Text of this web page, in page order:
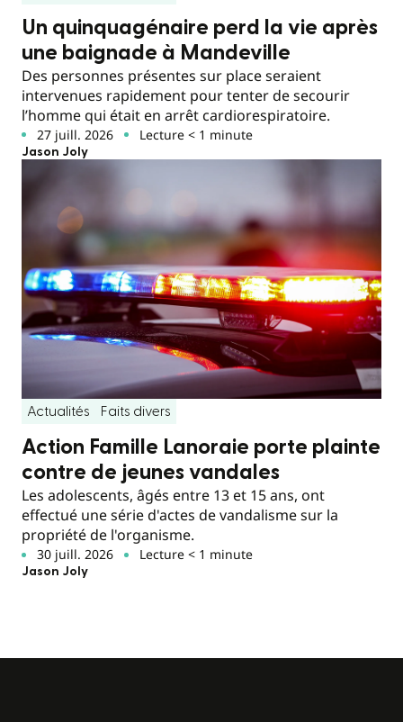
Un quinquagénaire perd la vie après
une baignade à Mandeville
Des personnes présentes sur place seraient
intervenues rapidement pour tenter de secourir
l’homme qui était en arrêt cardiorespiratoire.
27 juill. 2026 Lecture < 1 minute
Jason Joly
Actualités Faits divers
Action Famille Lanoraie porte plainte
contre de jeunes vandales
Les adolescents, âgés entre 13 et 15 ans, ont
effectué une série d'actes de vandalisme sur la
propriété de l'organisme.
30 juill. 2026 Lecture < 1 minute
Jason Joly